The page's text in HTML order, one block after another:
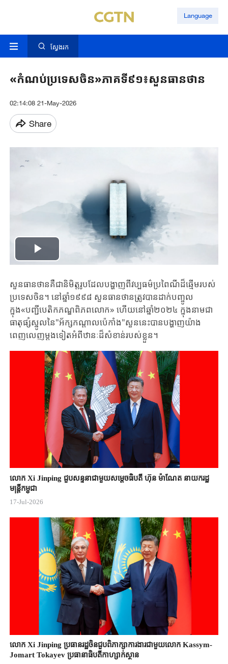
Language
ស្វែងរក
«កំណប់ប្រទេសចិន»ភាគទី៩១៖សួនធានថាន
02:14:08 21-May-2026
Share
Play
Video
សួនធានថានគឺជានិមិត្តរូបដែលបង្ហាញពីវប្បធម៌ប្រពៃណីដ៏ឆ្មើមរបស់
ប្រទេសចិន។ នៅឆ្នាំ១៩៩៨ សួនធានថានត្រូវបានដាក់បញ្ចូល
ក្នុង«បញ្ជីបេតិកភណ្ឌពិភពលោក» ហើយនៅឆ្នាំ២០២៤ ក្នុងនាមជា
ធាតុផ្សំស្នូលនៃ"អ័ក្សកណ្តាលប៉េកាំង"សួននេះបានបង្ហាញយ៉ាង
ពេញលេញម្តងទៀតអំពីឋានៈដ៏សំខាន់របស់ខ្លួន។
លោក Xi Jinping ជួបសន្ទនាជាមួយសម្តេចធិបតី ហ៊ុន ម៉ាណែត នាយករដ្ឋ
មន្ត្រីកម្ពុជា
17-Jul-2026
លោក Xi Jinping ប្រធានរដ្ឋចិន​ជួបពិភាក្សា​ការងារជាមួយ​លោក Kassym-
Jomart ​Tokayev ​ប្រធានាធិបតី​កាហ្សាក់ស្ថាន​